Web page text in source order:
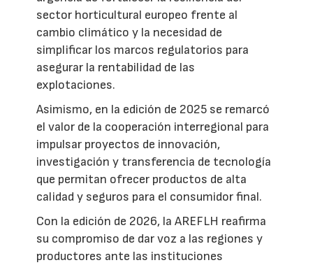
sector horticultural europeo frente al
cambio climático y la necesidad de
simplificar los marcos regulatorios para
asegurar la rentabilidad de las
explotaciones.
Asimismo, en la edición de 2025 se remarcó
el valor de la cooperación interregional para
impulsar proyectos de innovación,
investigación y transferencia de tecnología
que permitan ofrecer productos de alta
calidad y seguros para el consumidor final.
Con la edición de 2026, la AREFLH reafirma
su compromiso de dar voz a las regiones y
productores ante las instituciones